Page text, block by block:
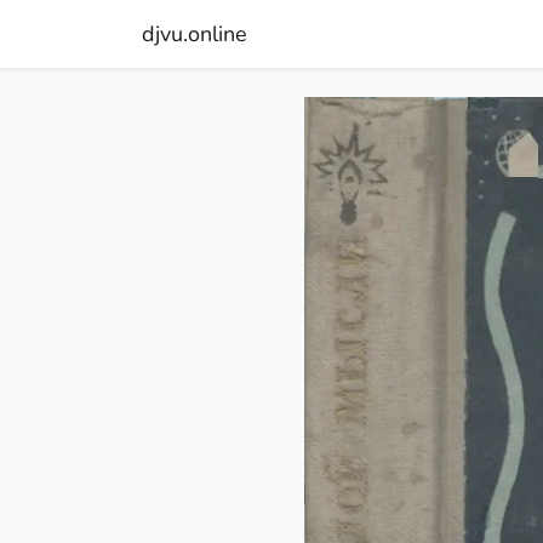
djvu.online